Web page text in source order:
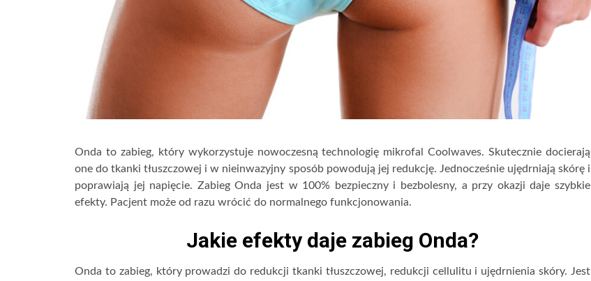
Onda to zabieg, który wykorzystuje nowoczesną technologię mikrofal Coolwaves. Skutecznie docierają
one do tkanki tłuszczowej i w nieinwazyjny sposób powodują jej redukcję. Jednocześnie ujędrniają skórę i
poprawiają jej napięcie. Zabieg Onda jest w 100% bezpieczny i bezbolesny, a przy okazji daje szybkie
efekty. Pacjent może od razu wrócić do normalnego funkcjonowania.
Jakie efekty daje zabieg Onda?
Onda to zabieg, który prowadzi do redukcji tkanki tłuszczowej, redukcji cellulitu i ujędrnienia skóry. Jest